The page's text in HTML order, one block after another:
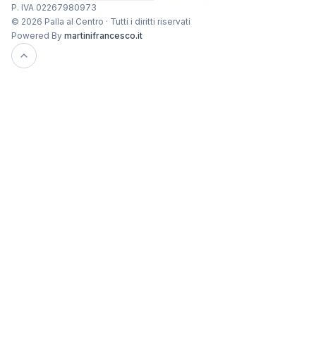
P. IVA 02267980973
© 2026 Palla al Centro · Tutti i diritti riservati
Powered By martinifrancesco.it